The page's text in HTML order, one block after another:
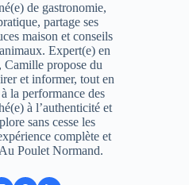
de gastronomie,
partage ses
maison et conseils
Expert(e) en
Camille propose du
et informer, tout en
la performance des
à l’authenticité et
sans cesse les
complète et
Poulet Normand.